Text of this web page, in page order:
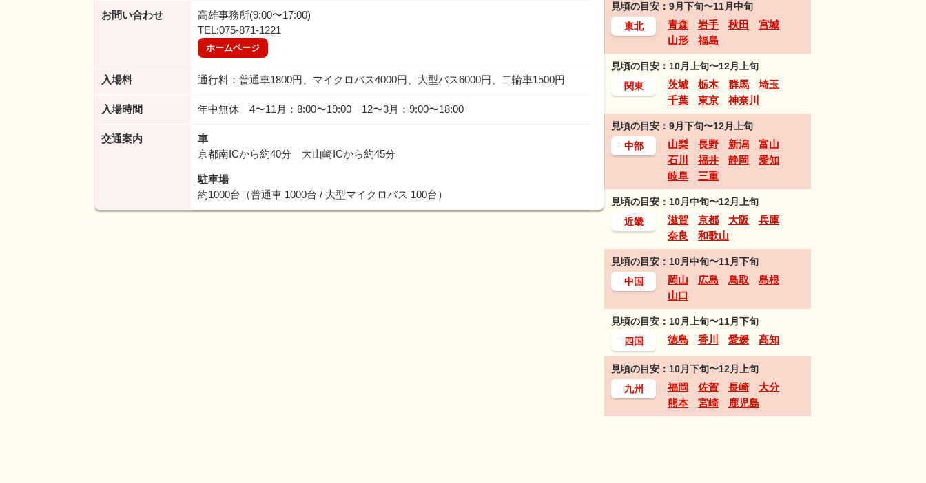
お問い合わせ
高雄事務所(9:00〜17:00)
TEL:075-871-1221
ホームページ
入場料 通行料：普通車1800円、マイクロバス4000円、大型バス6000円、二輪車1500円
入場時間 年中無休 4〜11月：8:00〜19:00 12〜3月：9:00〜18:00
交通案内
車
京都南ICから約40分 大山崎ICから約45分
駐車場
約1000台（普通⾞ 1000台 / 大型マイクロバス 100台）
見頃の目安：9月下旬〜11月中旬
東北
青森 岩手 秋田
宮城
山形
福島
見頃の目安：10月上旬〜12月上旬
関東
茨城 栃木 群馬
埼玉
千葉
東京 神奈川
見頃の目安：9月下旬〜12月上旬
中部
山梨 長野 新潟
富山
石川
福井 静岡
愛知
岐阜
三重
見頃の目安：10月中旬〜12月上旬
近畿
滋賀 京都 大阪
兵庫
奈良
和歌山
見頃の目安：10月中旬〜11月下旬
中国
岡山 広島 鳥取
島根
山口
見頃の目安：10月上旬〜11月下旬
四国
徳島 香川 愛媛 高知
見頃の目安：10月下旬〜12月上旬
九州
福岡 佐賀 長崎
大分
熊本
宮崎 鹿児島